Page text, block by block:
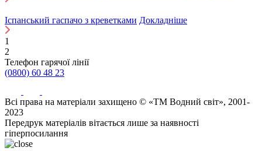
Іспанський гаспачо з креветками Докладніше
1
2
Телефон гарячої лінії
(0800) 60 48 23
Всі права на матеріали захищено © «ТМ Водний світ», 2001-
2023
Передрук матеріалів вітається лише за наявності
гіперпосилання